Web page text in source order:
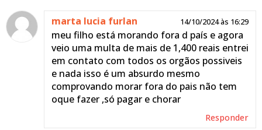
marta lucia furlan 14/10/2024 às 16:29
meu filho está morando fora d país e agora
veio uma multa de mais de 1,400 reais entrei
em contato com todos os orgãos possiveis
e nada isso é um absurdo mesmo
comprovando morar fora do pais não tem
oque fazer ,só pagar e chorar
Responder